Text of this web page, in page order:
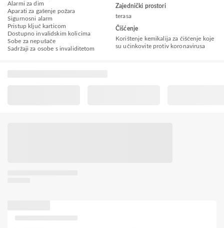
Alarmi za dim
Aparati za gašenje požara
Sigurnosni alarm
Pristup ključ karticom
Dostupno invalidskim kolicima
Sobe za nepušače
Sadržaji za osobe s invaliditetom
Zajednički prostori
terasa
Čišćenje
Korištenje kemikalija za čišćenje koje
su učinkovite protiv koronavirusa